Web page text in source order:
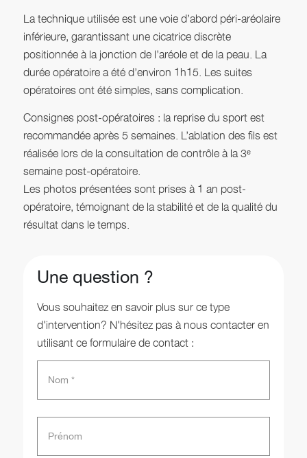
La technique utilisée est une voie d’abord péri-aréolaire
inférieure, garantissant une cicatrice discrète
positionnée à la jonction de l’aréole et de la peau. La
durée opératoire a été d’environ 1h15. Les suites
opératoires ont été simples, sans complication.
Consignes post-opératoires : la reprise du sport est
recommandée après 5 semaines. L’ablation des fils est
réalisée lors de la consultation de contrôle à la 3ᵉ
semaine post-opératoire.
Les photos présentées sont prises à 1 an post-
opératoire, témoignant de la stabilité et de la qualité du
résultat dans le temps.
Une question ?
Vous souhaitez en savoir plus sur ce type
d'intervention? N'hésitez pas à nous contacter en
utilisant ce formulaire de contact :